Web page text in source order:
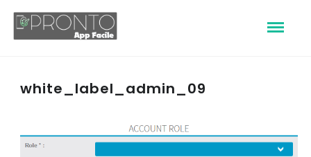
white_label_admin_09